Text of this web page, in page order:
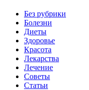
Без рубрики
Болезни
Диеты
Здоровье
Красота
Лекарства
Лечение
Советы
Статьи